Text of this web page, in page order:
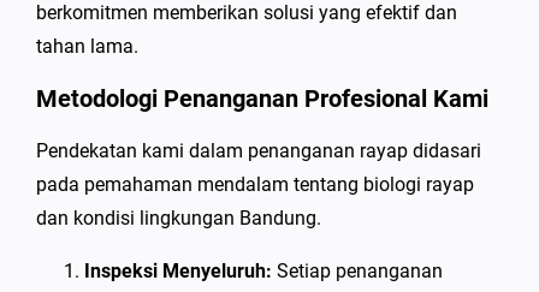
berkomitmen memberikan solusi yang efektif dan
tahan lama.
Metodologi Penanganan Profesional Kami
Pendekatan kami dalam penanganan rayap didasari
pada pemahaman mendalam tentang biologi rayap
dan kondisi lingkungan Bandung.
Inspeksi Menyeluruh: Setiap penanganan